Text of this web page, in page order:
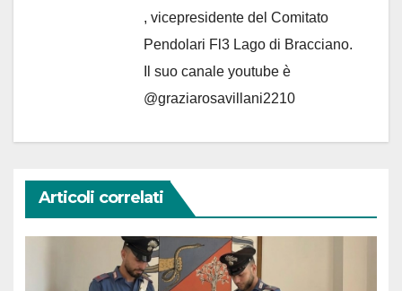
, vicepresidente del Comitato
Pendolari Fl3 Lago di Bracciano.
Il suo canale youtube è
@graziarosavillani2210
Articoli correlati